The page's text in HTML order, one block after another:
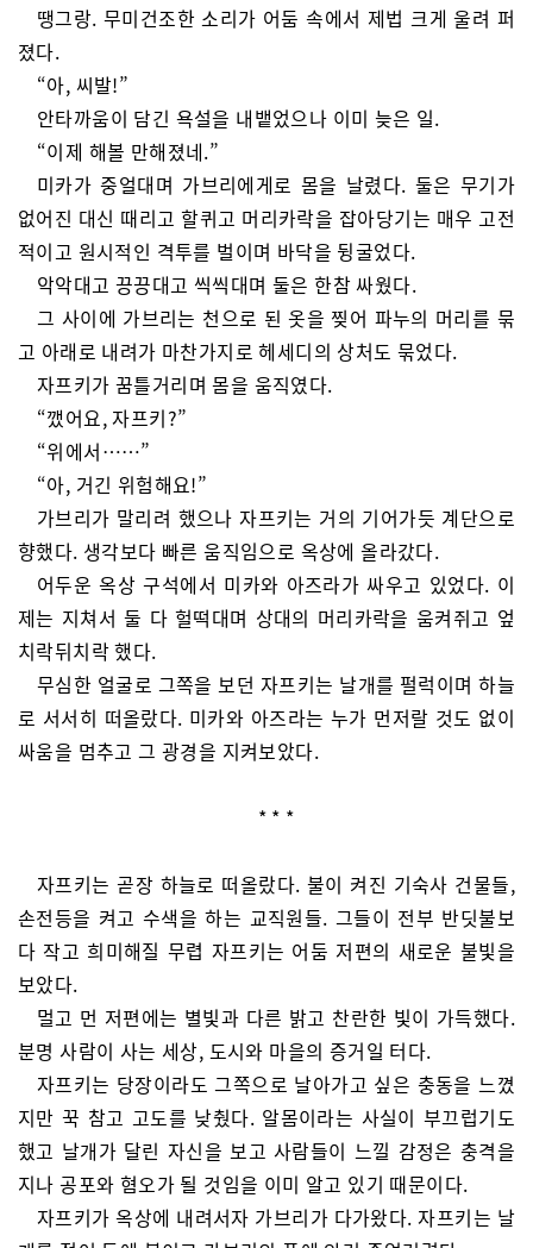
땡그랑. 무미건조한 소리가 어둠 속에서 제법 크게 울려 퍼
졌다.
“아, 씨발!”
안타까움이 담긴 욕설을 내뱉었으나 이미 늦은 일.
“이제 해볼 만해졌네.”
미카가 중얼대며 가브리에게로 몸을 날렸다. 둘은 무기가
없어진 대신 때리고 할퀴고 머리카락을 잡아당기는 매우 고전
적이고 원시적인 격투를 벌이며 바닥을 뒹굴었다.
악악대고 끙끙대고 씩씩대며 둘은 한참 싸웠다.
그 사이에 가브리는 천으로 된 옷을 찢어 파누의 머리를 묶
고 아래로 내려가 마찬가지로 헤세디의 상처도 묶었다.
자프키가 꿈틀거리며 몸을 움직였다.
“깼어요, 자프키?”
“위에서……”
“아, 거긴 위험해요!”
가브리가 말리려 했으나 자프키는 거의 기어가듯 계단으로
향했다. 생각보다 빠른 움직임으로 옥상에 올라갔다.
어두운 옥상 구석에서 미카와 아즈라가 싸우고 있었다. 이
제는 지쳐서 둘 다 헐떡대며 상대의 머리카락을 움켜쥐고 엎
치락뒤치락 했다.
무심한 얼굴로 그쪽을 보던 자프키는 날개를 펄럭이며 하늘
로 서서히 떠올랐다. 미카와 아즈라는 누가 먼저랄 것도 없이
싸움을 멈추고 그 광경을 지켜보았다.
* * *
자프키는 곧장 하늘로 떠올랐다. 불이 켜진 기숙사 건물들,
손전등을 켜고 수색을 하는 교직원들. 그들이 전부 반딧불보
다 작고 희미해질 무렵 자프키는 어둠 저편의 새로운 불빛을
보았다.
멀고 먼 저편에는 별빛과 다른 밝고 찬란한 빛이 가득했다.
분명 사람이 사는 세상, 도시와 마을의 증거일 터다.
자프키는 당장이라도 그쪽으로 날아가고 싶은 충동을 느꼈
지만 꾹 참고 고도를 낮췄다. 알몸이라는 사실이 부끄럽기도
했고 날개가 달린 자신을 보고 사람들이 느낄 감정은 충격을
지나 공포와 혐오가 될 것임을 이미 알고 있기 때문이다.
자프키가 옥상에 내려서자 가브리가 다가왔다. 자프키는 날